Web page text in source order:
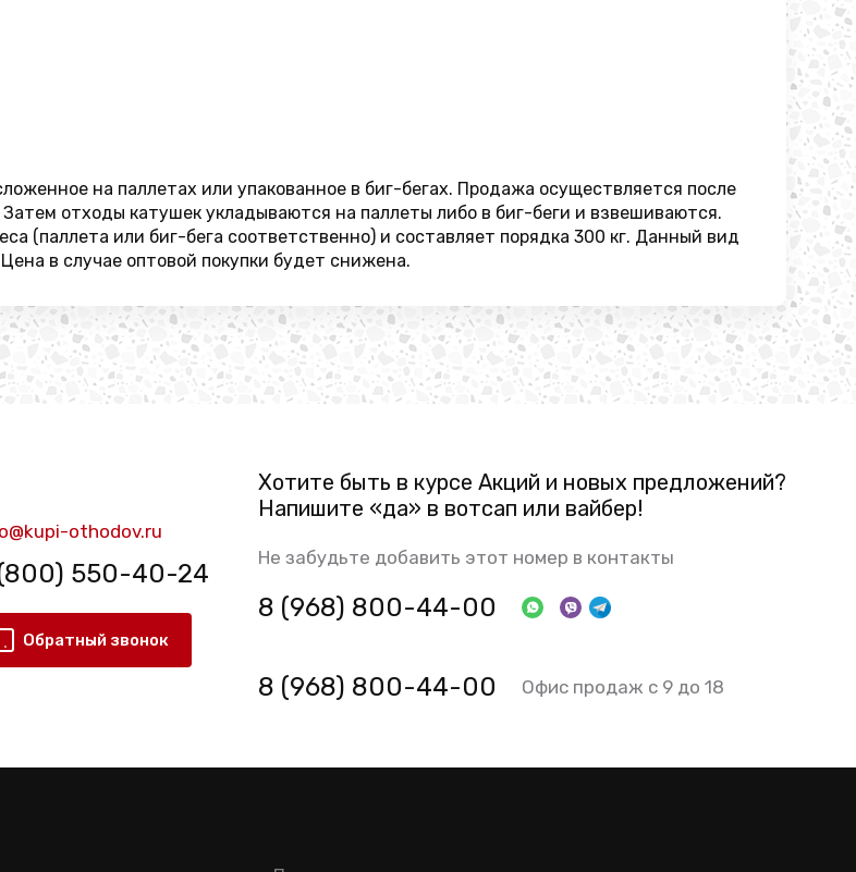
на паллетах или упакованное в биг-бегах. Продажа осуществляется после
отходы катушек укладываются на паллеты либо в биг-беги и взвешиваются.
(паллета или биг-бега соответственно) и составляет порядка 300 кг. Данный вид
в случае оптовой покупки будет снижена.
othodov.ru
550-40-24
Обратный звонок
Хотите быть в курсе Акций и новых предложений?
Напишите «да» в вотсап или вайбер!
Не забудьте добавить этот номер в контакты
8 (968) 800-44-00
8 (968) 800-44-00 Офис продаж с 9 до 18